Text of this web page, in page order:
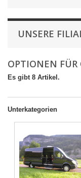
UNSERE
OPTIONEN FÜR
Es gibt 8 Artikel.
Unterkategorien